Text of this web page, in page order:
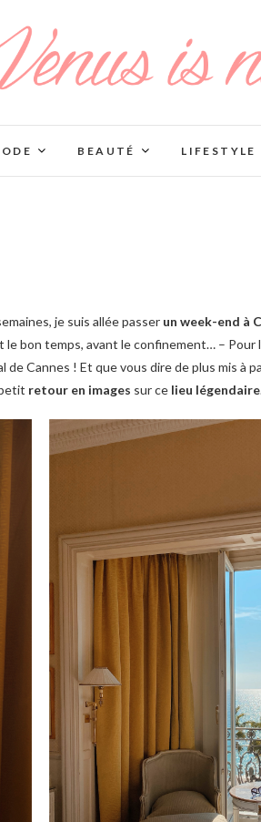
BEAUTÉ LIFESTYLE
je suis allée passer un week-end à
le bon temps, avant le confinement… – Pour
Cannes ! Et que vous dire de plus mis à
retour en images sur ce lieu légendaire